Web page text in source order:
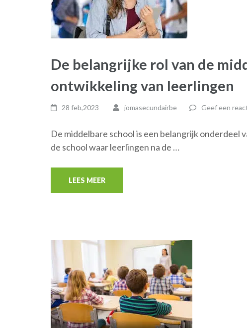
De belangrijke rol van de
ontwikkeling van leerlingen
28 feb,2023 jomasecundairbe Geef een
De middelbare school is een belangrijk onderdeel
de school waar leerlingen na de …
LEES MEER